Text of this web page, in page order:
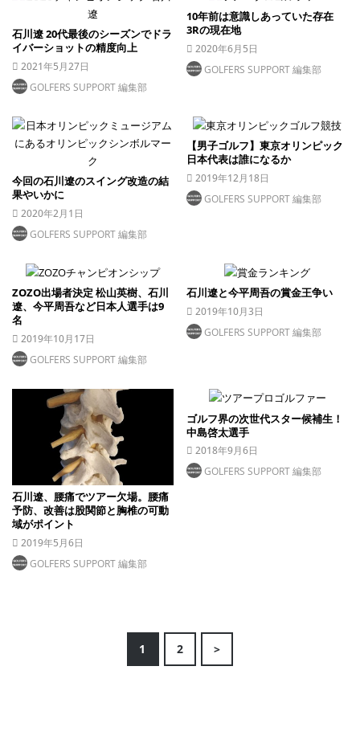
石川遼 20代最後のシーズンでドラ
イバーショットの精度向上
2021年5月27日
GOLFERS SUPPORT 編集部
10年前は意識しあっていた存在
3Rの現在地
2020年6月5日
GOLFERS SUPPORT 編集部
今回の石川遼のスイング改造の結
果やいかに
2020年2月1日
GOLFERS SUPPORT 編集部
【男子ゴルフ】東京オリンピック
日本代表は誰になるか
2019年12月18日
GOLFERS SUPPORT 編集部
ZOZO出場者決定 松山英樹、石川
遼、今平周吾など日本人選手は9
名
2019年10月17日
GOLFERS SUPPORT 編集部
石川遼と今平周吾の賞金王争い
2019年10月3日
GOLFERS SUPPORT 編集部
石川遼、腰痛でツアー欠場。腰痛
予防、改善は股関節と胸椎の可動
域がポイント
2019年5月6日
GOLFERS SUPPORT 編集部
ゴルフ界の次世代スター候補生！
中島啓太選手
2018年9月6日
GOLFERS SUPPORT 編集部
1 2 >